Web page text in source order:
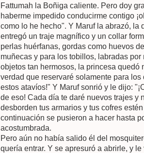
Fattumah la Boñiga caliente. Pero doy
haberme impedido conducirme contigo
como lo he hecho". Y Maruf la abrazó, la
entregó un traje magnífico y un collar
perlas huérfanas, gordas como huevos
muñecas y para los tobillos, labradas
objetos tan hermosos, la princesa quedó
verdad que reservaré solamente para
estos atavíos!" Y Maruf sonrió y le dijo:
de eso! Cada día te daré nuevos trajes y
desborden tus armarios y tus cofres
continuación se pusieron a hacer hasta
acostumbrada.
Pero aún no había salido él del
quería entrar. Y se apresuró a abrirle, y